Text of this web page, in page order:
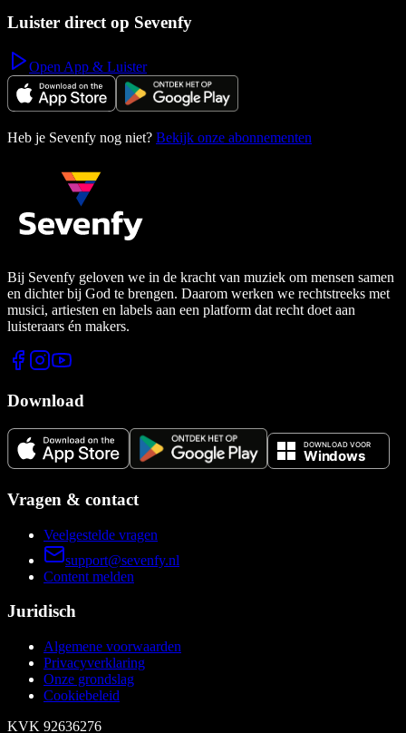
Luister direct op Sevenfy
Open App & Luister
Heb je Sevenfy nog niet? Bekijk onze abonnementen
Bij Sevenfy geloven we in de kracht van muziek om mensen samen
en dichter bij God te brengen. Daarom werken we rechtstreeks met
musici, artiesten en labels aan een platform dat recht doet aan
luisteraars én makers.
Download
Vragen & contact
Veelgestelde vragen
support@sevenfy.nl
Content melden
Juridisch
Algemene voorwaarden
Privacyverklaring
Onze grondslag
Cookiebeleid
KVK 92636276